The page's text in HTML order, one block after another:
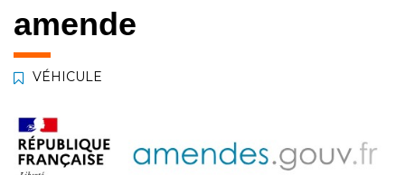
amende
VÉHICULE